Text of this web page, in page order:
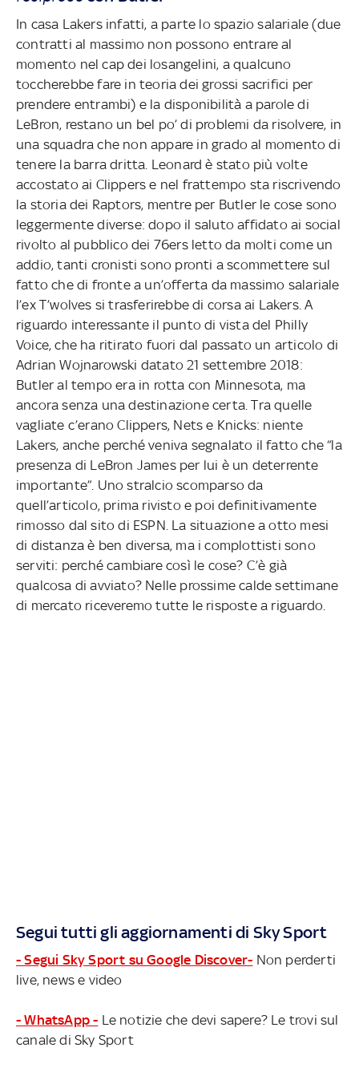
In casa Lakers infatti, a parte lo spazio salariale (due
contratti al massimo non possono entrare al
momento nel cap dei losangelini, a qualcuno
toccherebbe fare in teoria dei grossi sacrifici per
prendere entrambi) e la disponibilità a parole di
LeBron, restano un bel po’ di problemi da risolvere, in
una squadra che non appare in grado al momento di
tenere la barra dritta. Leonard è stato più volte
accostato ai Clippers e nel frattempo sta riscrivendo
la storia dei Raptors, mentre per Butler le cose sono
leggermente diverse: dopo il saluto affidato ai social
rivolto al pubblico dei 76ers letto da molti come un
addio, tanti cronisti sono pronti a scommettere sul
fatto che di fronte a un’offerta da massimo salariale
l’ex T’wolves si trasferirebbe di corsa ai Lakers. A
riguardo interessante il punto di vista del Philly
Voice, che ha ritirato fuori dal passato un articolo di
Adrian Wojnarowski datato 21 settembre 2018:
Butler al tempo era in rotta con Minnesota, ma
ancora senza una destinazione certa. Tra quelle
vagliate c’erano Clippers, Nets e Knicks: niente
Lakers, anche perché veniva segnalato il fatto che “la
presenza di LeBron James per lui è un deterrente
importante”. Uno stralcio scomparso da
quell’articolo, prima rivisto e poi definitivamente
rimosso dal sito di ESPN. La situazione a otto mesi
di distanza è ben diversa, ma i complottisti sono
serviti: perché cambiare così le cose? C’è già
qualcosa di avviato? Nelle prossime calde settimane
di mercato riceveremo tutte le risposte a riguardo.
Segui tutti gli aggiornamenti di Sky Sport
- Segui Sky Sport su Google Discover- Non perderti
live, news e video
- WhatsApp - Le notizie che devi sapere? Le trovi sul
canale di Sky Sport